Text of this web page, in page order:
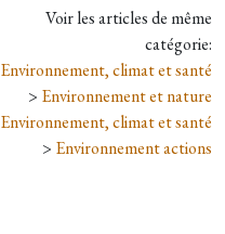
Voir les articles de même
catégorie:
Environnement, climat et santé
> Environnement et nature
Environnement, climat et santé
> Environnement actions